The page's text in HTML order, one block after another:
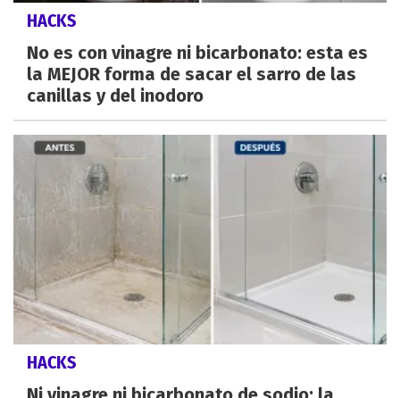
HACKS
No es con vinagre ni bicarbonato: esta es
la MEJOR forma de sacar el sarro de las
canillas y del inodoro
HACKS